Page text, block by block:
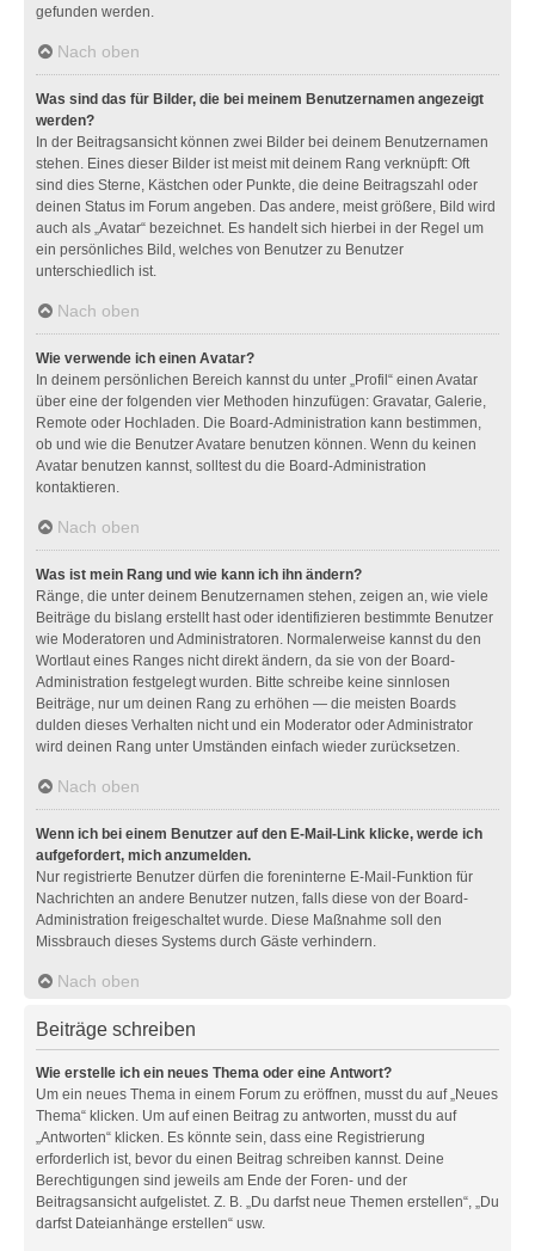
gefunden werden.
Nach oben
Was sind das für Bilder, die bei meinem Benutzernamen angezeigt
werden?
In der Beitragsansicht können zwei Bilder bei deinem Benutzernamen
stehen. Eines dieser Bilder ist meist mit deinem Rang verknüpft: Oft
sind dies Sterne, Kästchen oder Punkte, die deine Beitragszahl oder
deinen Status im Forum angeben. Das andere, meist größere, Bild wird
auch als „Avatar“ bezeichnet. Es handelt sich hierbei in der Regel um
ein persönliches Bild, welches von Benutzer zu Benutzer
unterschiedlich ist.
Nach oben
Wie verwende ich einen Avatar?
In deinem persönlichen Bereich kannst du unter „Profil“ einen Avatar
über eine der folgenden vier Methoden hinzufügen: Gravatar, Galerie,
Remote oder Hochladen. Die Board-Administration kann bestimmen,
ob und wie die Benutzer Avatare benutzen können. Wenn du keinen
Avatar benutzen kannst, solltest du die Board-Administration
kontaktieren.
Nach oben
Was ist mein Rang und wie kann ich ihn ändern?
Ränge, die unter deinem Benutzernamen stehen, zeigen an, wie viele
Beiträge du bislang erstellt hast oder identifizieren bestimmte Benutzer
wie Moderatoren und Administratoren. Normalerweise kannst du den
Wortlaut eines Ranges nicht direkt ändern, da sie von der Board-
Administration festgelegt wurden. Bitte schreibe keine sinnlosen
Beiträge, nur um deinen Rang zu erhöhen — die meisten Boards
dulden dieses Verhalten nicht und ein Moderator oder Administrator
wird deinen Rang unter Umständen einfach wieder zurücksetzen.
Nach oben
Wenn ich bei einem Benutzer auf den E-Mail-Link klicke, werde ich
aufgefordert, mich anzumelden.
Nur registrierte Benutzer dürfen die foreninterne E-Mail-Funktion für
Nachrichten an andere Benutzer nutzen, falls diese von der Board-
Administration freigeschaltet wurde. Diese Maßnahme soll den
Missbrauch dieses Systems durch Gäste verhindern.
Nach oben
Beiträge schreiben
Wie erstelle ich ein neues Thema oder eine Antwort?
Um ein neues Thema in einem Forum zu eröffnen, musst du auf „Neues
Thema“ klicken. Um auf einen Beitrag zu antworten, musst du auf
„Antworten“ klicken. Es könnte sein, dass eine Registrierung
erforderlich ist, bevor du einen Beitrag schreiben kannst. Deine
Berechtigungen sind jeweils am Ende der Foren- und der
Beitragsansicht aufgelistet. Z. B. „Du darfst neue Themen erstellen“, „Du
darfst Dateianhänge erstellen“ usw.